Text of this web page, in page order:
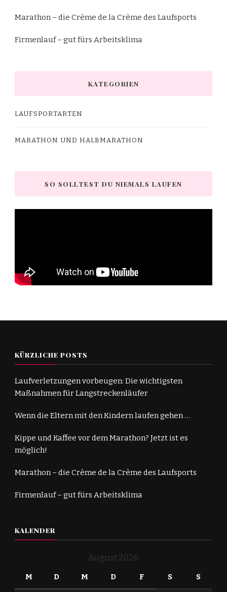
Marathon – die Crème de la Crème des Laufsports
Firmenlauf – gut fürs Arbeitsklima
KATEGORIEN
LAUFSPORTARTEN
MARATHON UND HALBMARATHON
SO SOLLTEST DU NIEMALS LAUFEN
KÜRZLICHE POSTS
Laufverletzungen vorbeugen: Die wichtigsten
Maßnahmen für Langstreckenläufer
Wenn die Eltern mit den Kindern laufen gehen …
Kippe und Kaffee vor dem Marathon? Jetzt ist es
möglich!
Marathon – die Crème de la Crème des Laufsports
Firmenlauf – gut fürs Arbeitsklima
KALENDER
August 2026
M D M D F S S